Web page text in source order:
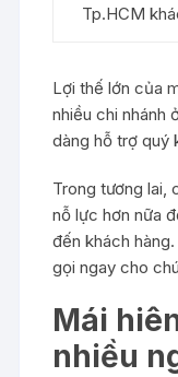
Tp.HCM
Lợi thế lớn của
nhiều chi nhánh
dàng hỗ trợ quý
Trong tương lai,
nỗ lực hơn nữa
đến khách
gọi ngay cho
Mái
nhiều